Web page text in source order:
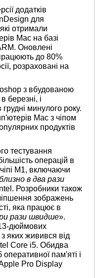
додатків
для
отримали
Mac на базі
Оновлені
до 80%
розраховані на
з вбудованою
березні, і
минулого року.
Mac з чіпом
продуктів
тестування
операцій в
M1, включаючи
в два рази
Розробники також
зображень
яка працює в
рази швидше».
дюймових
яких живився від
Core i5. Обидва
пам'яті і
Pro Display